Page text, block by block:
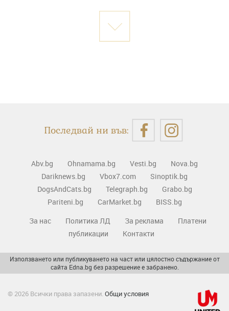
Последвай ни във:
Abv.bg Ohnamama.bg Vesti.bg
Nova.bg
Dariknews.bg
Vbox7.com
Sinoptik.bg
DogsAndCats.bg
Telegraph.bg
Grabo.bg
Pariteni.bg
CarMarket.bg
BISS.bg
За нас
Политика ЛД За реклама
Платени
публикации
Контакти
Използването или публикуването на част или цялостно съдържание от
сайта Edna.bg без разрешение е забранено.
© 2026 Всички права запазени. Общи условия